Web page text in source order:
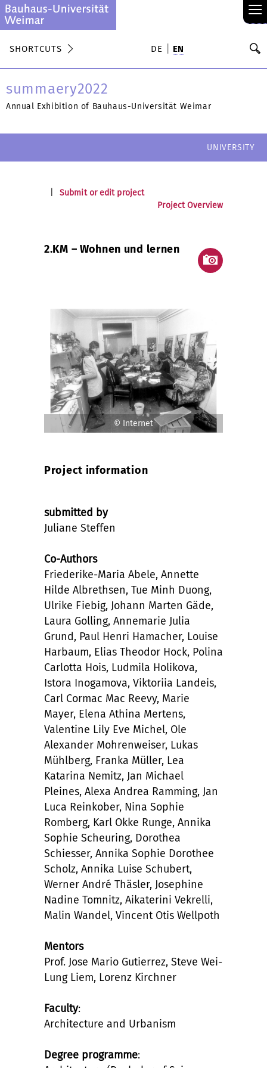
≡
SHORTCUTS DE EN
summaery2022
Annual Exhibition of Bauhaus-Universität Weimar
UNIVERSITY
Submit or edit project
Project Overview
2.KM – Wohnen und lernen
© Internet
Project information
submitted by
Juliane Steffen
Co-Authors
Friederike-Maria Abele, Annette
Hilde Albrethsen, Tue Minh Duong,
Ulrike Fiebig, Johann Marten Gäde,
Laura Golling, Annemarie Julia
Grund, Paul Henri Hamacher, Louise
Harbaum, Elias Theodor Hock, Polina
Carlotta Hois, Ludmila Holikova,
Istora Inogamova, Viktoriia Landeis,
Carl Cormac Mac Reevy, Marie
Mayer, Elena Athina Mertens,
Valentine Lily Eve Michel, Ole
Alexander Mohrenweiser, Lukas
Mühlberg, Franka Müller, Lea
Katarina Nemitz, Jan Michael
Pleines, Alexa Andrea Ramming, Jan
Luca Reinkober, Nina Sophie
Romberg, Karl Okke Runge, Annika
Sophie Scheuring, Dorothea
Schiesser, Annika Sophie Dorothee
Scholz, Annika Luise Schubert,
Werner André Thäsler, Josephine
Nadine Tomnitz, Aikaterini Vekrelli,
Malin Wandel, Vincent Otis Wellpoth
Mentors
Prof. Jose Mario Gutierrez, Steve Wei-
Lung Liem, Lorenz Kirchner
Faculty:
Architecture and Urbanism
Degree programme: